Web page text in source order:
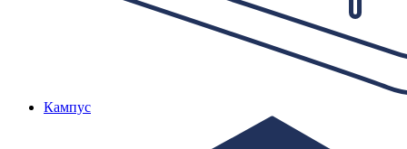
Кампус